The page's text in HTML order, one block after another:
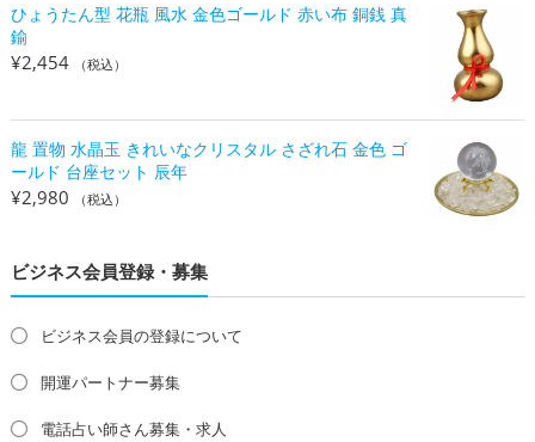
ひょうたん型 花瓶 風水 金色ゴールド 赤い布 銅銭 真
鍮
¥2,454 （税込）
龍 置物 水晶玉 きれいなクリスタル さざれ石 金色 ゴ
ールド 台座セット 辰年
¥2,980 （税込）
ビジネス会員登録・募集
ビジネス会員の登録について
開運パートナー募集
電話占い師さん募集・求人